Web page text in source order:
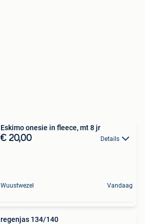
Eskimo onesie in fleece, mt 8 jr
€ 20,00 Details
Wuustwezel Vandaag
regenjas 134/140